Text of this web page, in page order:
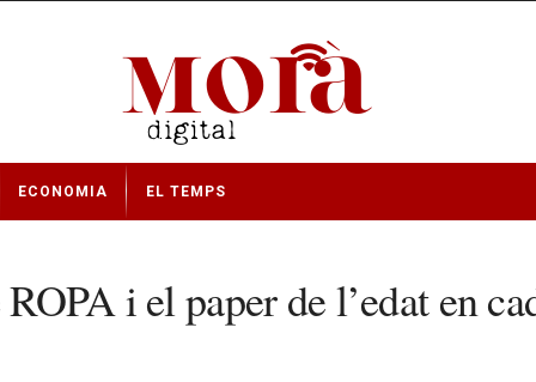
ECONOMIA EL TEMPS
i el paper de l’edat en